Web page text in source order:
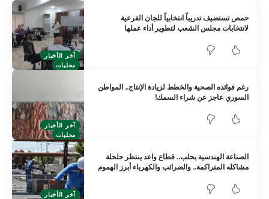
آخر الأخبار
محليات
حمص تستضيف تدريباً انتخابياً للجان الفرعية
لانتخابات مجلس الشعب لتطوير أداء عملها
آخر الأخبار
محليات
رغم فوائده الصحية والخطط لزيادة الإنتاج.. المواطن
السوري عاجز عن شراء السمك!
آخر الأخبار
الصناعة الهندسية بحلب.. قطاع واعد ينتظر حلحلة
مشاكله المتراكمة.. والضرائب والكهرباء أبرز الهموم